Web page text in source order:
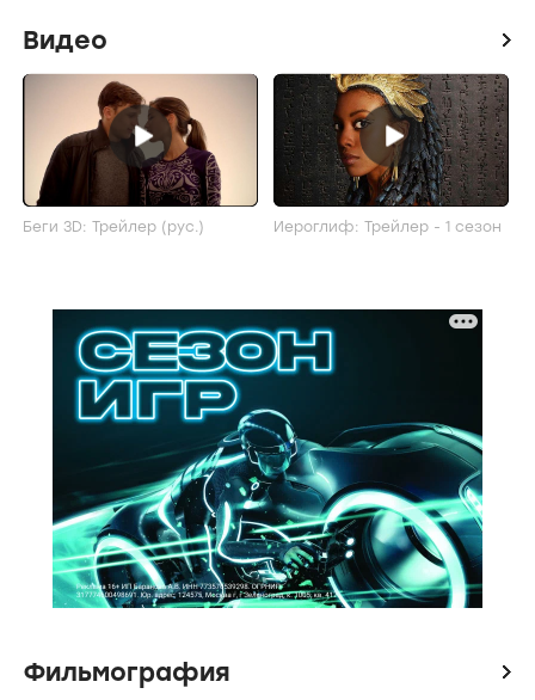
Видео icon
Беги 3D: Трейлер (рус.) Иероглиф: Трейлер - 1 сезон
Фильмография icon